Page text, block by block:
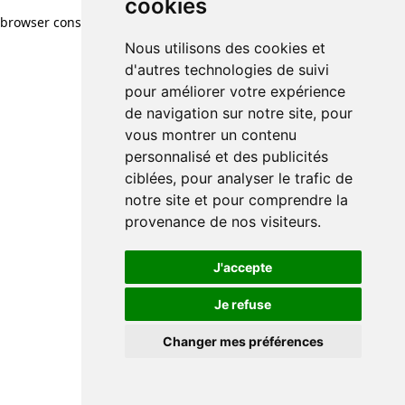
cookies
Nous utilisons des cookies et
d'autres technologies de suivi
pour améliorer votre expérience
de navigation sur notre site, pour
vous montrer un contenu
personnalisé et des publicités
ciblées, pour analyser le trafic de
notre site et pour comprendre la
provenance de nos visiteurs.
J'accepte
Je refuse
Changer mes préférences
cookies
Nous utilisons des cookies et
d'autres technologies de suivi
pour améliorer votre expérience
de navigation sur notre site, pour
vous montrer un contenu
personnalisé et des publicités
ciblées, pour analyser le trafic de
notre site et pour comprendre la
provenance de nos visiteurs.
J'accepte
Je refuse
Changer mes préférences
browser console for more information)